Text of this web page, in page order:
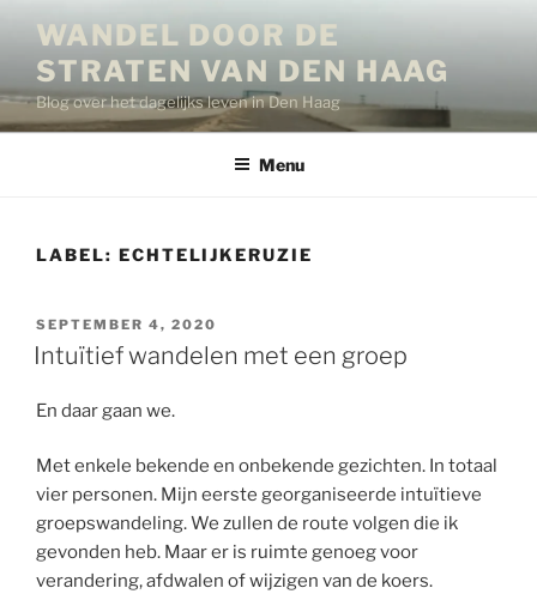
inhoud
WANDEL DOOR DE
STRATEN VAN DEN HAAG
Blog over het dagelijks leven in Den Haag
Menu
LABEL: ECHTELIJKERUZIE
GEPLAATST
OP
SEPTEMBER 4, 2020
Intuïtief wandelen met een groep
En daar gaan we.
Met enkele bekende en onbekende gezichten. In totaal
vier personen. Mijn eerste georganiseerde intuïtieve
groepswandeling. We zullen de route volgen die ik
gevonden heb. Maar er is ruimte genoeg voor
verandering, afdwalen of wijzigen van de koers.